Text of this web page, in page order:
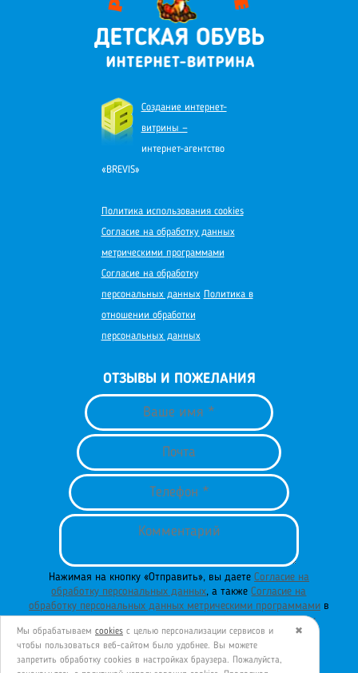
Создание интернет-
витрины —
интернет-агентство
«BREVIS»
Политика использования cookies
Согласие на обработку данных
метрическими программами
Согласие на обработку
персональных данных Политика в
отношении обработки
персональных данных
ОТЗЫВЫ И ПОЖЕЛАНИЯ
Нажимая на кнопку «Отправить», вы даете Согласие на
обработку персональных данных, а такжеСогласие на
обработку персональных данных метрическими программамив
порядке и на условияхПолитики обработки персональных
данных. ✖
Мы обрабатываем cookies с целью персонализации сервисов и
чтобы пользоваться веб-сайтом было удобнее. Вы можете
запретить обработку сookies в настройках браузера. Пожалуйста,